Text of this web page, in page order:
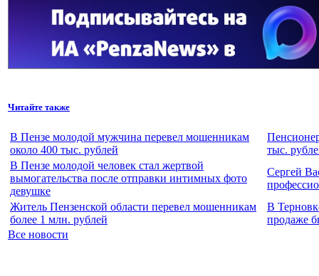
Читайте также
В Пензе молодой мужчина перевел мошенникам
около 400 тыс. рублей
тыс.
В Пензе молодой человек стал жертвой
вымогательства после отправки интимных фото
девушке
Сергей
Житель Пензенской области перевел мошенникам
более 1 млн. рублей
В
продаже
Все новости